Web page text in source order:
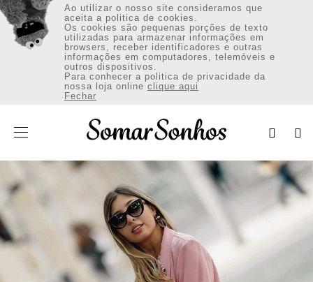
VESTUÁRIO
CALÇADO
ACESSÓRIOS
Envio:Portugal Continental (€)
INICIAR SESSÃO / REGISTAR
Ao utilizar o nosso site consideramos que
aceita a politica de cookies.
Os cookies são pequenas porções de texto
utilizadas para armazenar informações em
browsers, receber identificadores e outras
informações em computadores, telemóveis e
outros dispositivos.
Para conhecer a politica de privacidade da
nossa loja online clique aqui
Fechar